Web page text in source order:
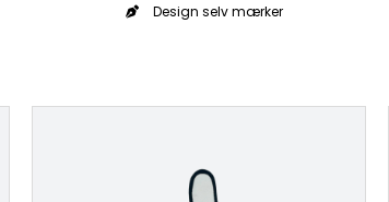
Design selv mærker